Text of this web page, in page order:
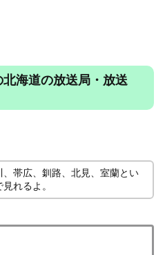
海道の放送局・放送
帯広、釧路、北見、室蘭とい
れるよ。